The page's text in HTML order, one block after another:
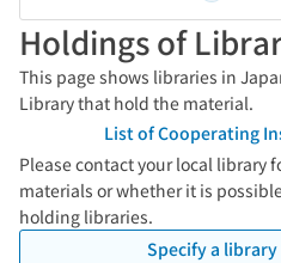
Holdings of
This page shows libraries in
Library that hold the material.
List of Cooperating
Please contact your local library
materials or whether it is
holding libraries.
Specify a